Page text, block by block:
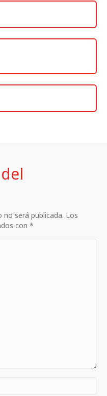
será publicada. Los
con *